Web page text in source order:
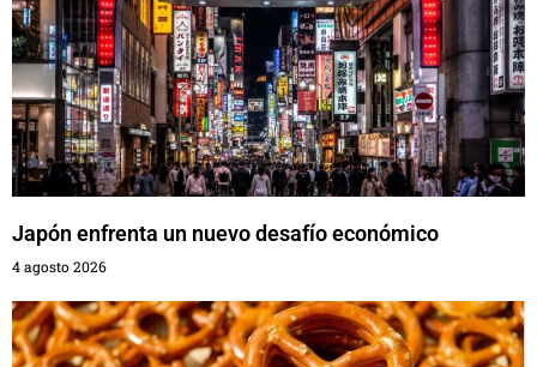
Japón enfrenta un nuevo desafío económico
4 agosto 2026